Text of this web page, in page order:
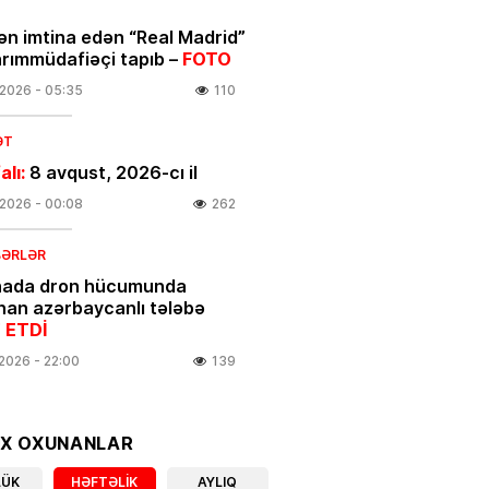
imtina edən “Real Madrid”
tapıb – FOTO
- 05:35 110
8 avqust, 2026-cı il
- 00:08 262
dron hücumunda
azərbaycanlı tələbə
- 22:00 139
direktor müavini
OXUNANLAR
HƏFTƏLIK AYLIQ